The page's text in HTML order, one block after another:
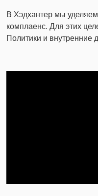
В Хэдхантер мы
комплаенс. Для этих
Политики и внутренние